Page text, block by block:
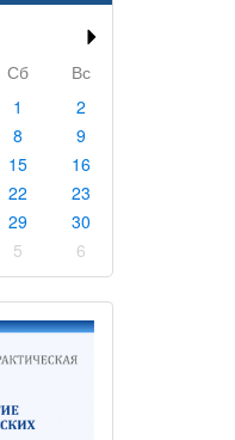
Сб
Вс
1
2
8
9
15
16
22
23
29
30
5 6